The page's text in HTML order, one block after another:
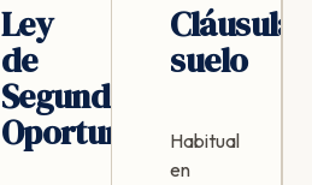
Ley
de
Segunda
Oportunidad
Cláusula
suelo
Habitual
en